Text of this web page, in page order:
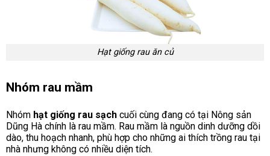
Hạt giống rau ăn củ
Nhóm rau mầm
Nhóm hạt giống rau sạch cuối cùng đang có tại Nông sản
Dũng Hà chính là rau mầm. Rau mầm là nguồn dinh dưỡng dồi
dào, thu hoạch nhanh, phù hợp cho những ai thích trồng rau tại
nhà nhưng không có nhiều diện tích.